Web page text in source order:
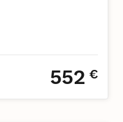
552 €